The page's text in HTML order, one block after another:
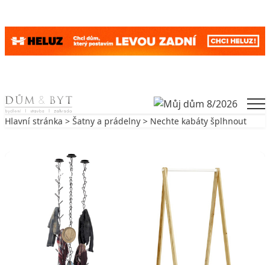
Skip to content
Hlavní stránka > Šatny a prádelny > Nechte kabáty šplhnout
ŠATNY A PRÁDELNY